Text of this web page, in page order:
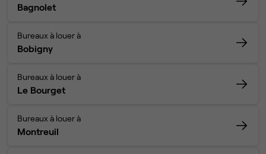
Bagnolet
Bureaux à louer à
Bobigny
Bureaux à louer à
Le Bourget
Bureaux à louer à
Montreuil